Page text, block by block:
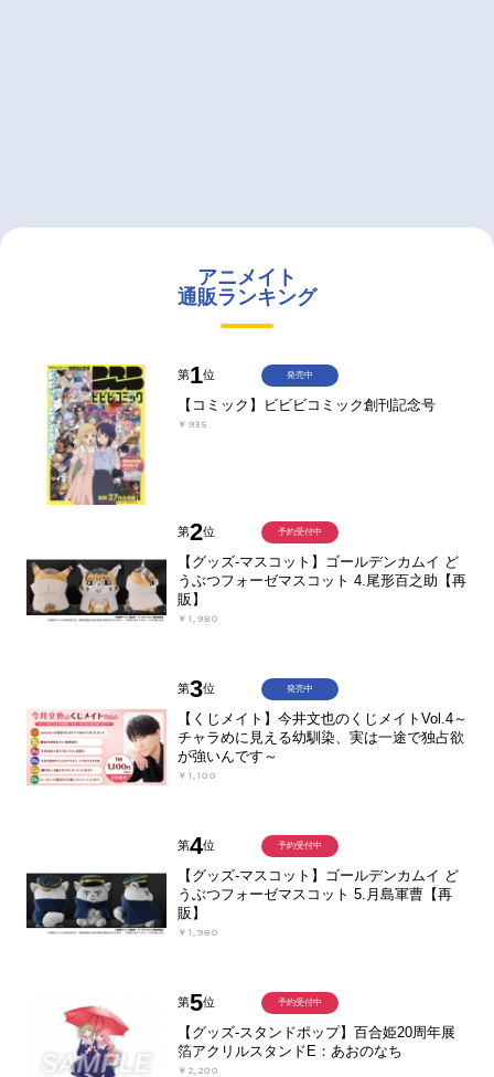
アニメイト
通販ランキング
第1位
【コミック】ビビビコミック創刊記念号
￥935
発売中
第2位
【グッズ-マスコット】ゴールデンカムイ ど
うぶつフォーゼマスコット 4.尾形百之助【再
販】
￥1,980
予約受付中
第3位
【くじメイト】今井文也のくじメイトVol.4～
チャラめに見える幼馴染、実は一途で独占欲
が強いんです～
￥1,100
発売中
第4位
【グッズ-マスコット】ゴールデンカムイ ど
うぶつフォーゼマスコット 5.月島軍曹【再
販】
￥1,980
予約受付中
第5位
【グッズ-スタンドポップ】百合姫20周年展
箔アクリルスタンドE：あおのなち
￥2,200
予約受付中